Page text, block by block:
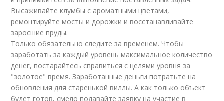
Высаживайте клумбы с ароматными цветами,
ремонтируйте мосты и дорожки и восстанавливайте
заросшие пруды.
Только обязательно следите за временем. Чтобы
заработать за каждый уровень максимальное количество
денег, постарайтесь справиться с целями уровня за
"золотое" время. Заработанные деньги потратьте на
обновления для старенькой виллы. А как только объект
будет готов, смело подавайте заявку на участие в